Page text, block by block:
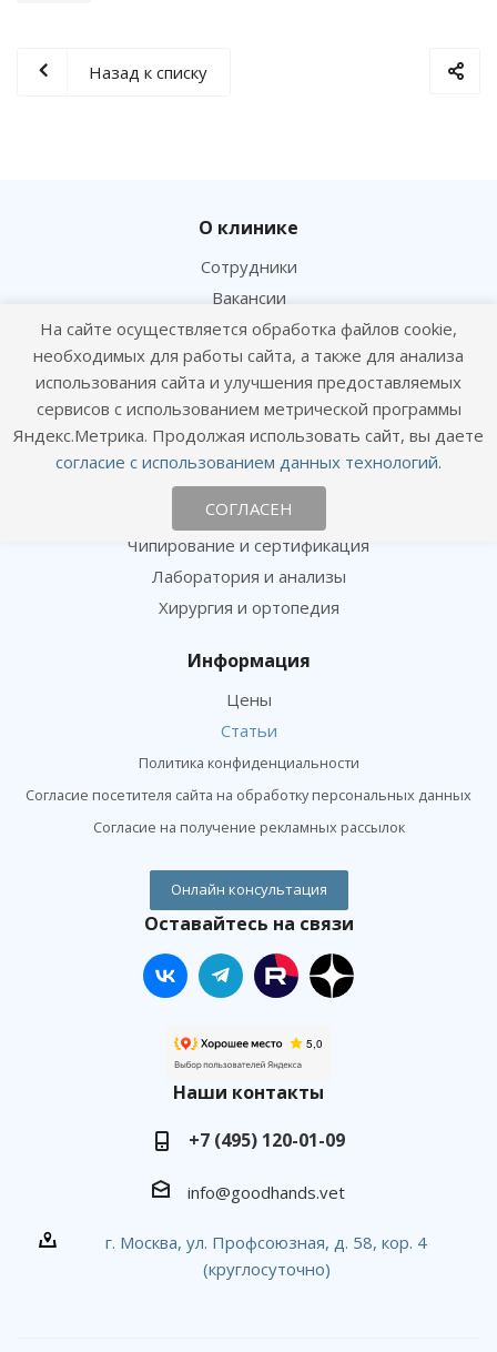
Назад к списку
О клинике
Сотрудники
Вакансии
Новости
Фотогалерея
Отзывы
Услуги
Консультация и прием
Вакцинация и профилактика
Чипирование и сертификация
Лаборатория и анализы
Хирургия и ортопедия
Информация
Цены
Статьи
Политика конфиденциальности
Согласие посетителя сайта на обработку персональных данных
Согласие на получение рекламных рассылок
Онлайн консультация
Оставайтесь на связи
Наши контакты
+7 (495) 120-01-09
info@goodhands.vet
г. Москва, ул. Профсоюзная, д. 58, кор. 4
(круглосуточно)
На сайте осуществляется обработка файлов cookie,
необходимых для работы сайта, а также для анализа
использования сайта и улучшения предоставляемых
сервисов с использованием метрической программы
Яндекс.Метрика. Продолжая использовать сайт, вы даете
согласие с использованием данных технологий.
СОГЛАСЕН